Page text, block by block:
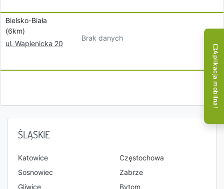
Bielsko-Biała
(6km)
ul. Wapienicka 20
Brak danych
ŚLĄSKIE
Katowice
Częstochowa
Sosnowiec
Zabrze
Gliwice
Bytom
Aplikacja mobilna!